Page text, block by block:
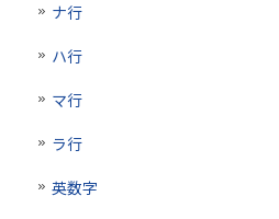
ナ行
ハ行
マ行
ラ行
英数字